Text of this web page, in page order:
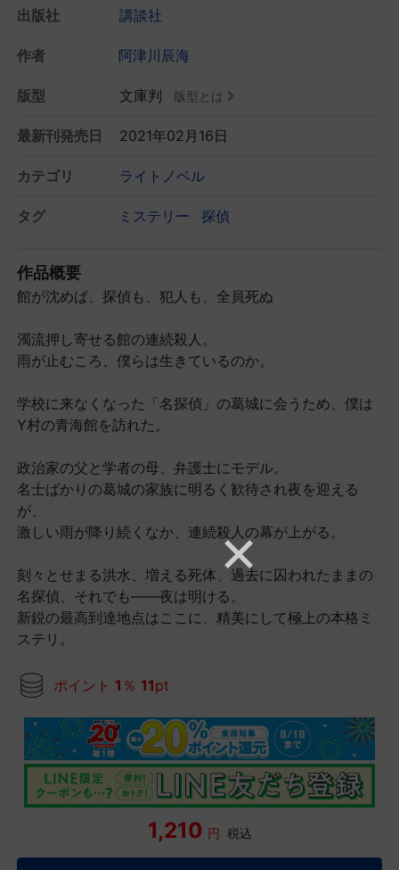
出版社 講談社
作者 阿津川辰海
版型 文庫判 版型とは
最新刊発売日 2021年02月16日
カテゴリ ライトノベル
タグ ミステリー 探偵
作品概要
館が沈めば、探偵も、犯人も、全員死ぬ
濁流押し寄せる館の連続殺人。
雨が止むころ、僕らは生きているのか。
学校に来なくなった「名探偵」の葛城に会うため、僕は
Y村の青海館を訪れた。
政治家の父と学者の母、弁護士にモデル。
名士ばかりの葛城の家族に明るく歓待され夜を迎える
が、
激しい雨が降り続くなか、連続殺人の幕が上がる。
刻々とせまる洪水、増える死体、過去に囚われたままの
名探偵、それでも――夜は明ける。
新鋭の最高到達地点はここに、精美にして極上の本格ミ
ステリ。
ポイント 1 ％ 11pt
1,210 円 税込